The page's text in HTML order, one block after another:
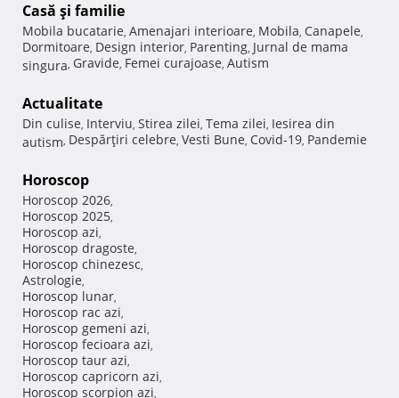
Casă şi familie
Mobila bucatarie, Amenajari interioare, Mobila, Canapele,
Dormitoare, Design interior, Parenting, Jurnal de mama
singura, Gravide, Femei curajoase, Autism
Actualitate
Din culise, Interviu, Stirea zilei, Tema zilei, Iesirea din
autism, Despărţiri celebre, Vesti Bune, Covid-19, Pandemie
Horoscop
Horoscop 2026,
Horoscop 2025,
Horoscop azi,
Horoscop dragoste,
Horoscop chinezesc,
Astrologie,
Horoscop lunar,
Horoscop rac azi,
Horoscop gemeni azi,
Horoscop fecioara azi,
Horoscop taur azi,
Horoscop capricorn azi,
Horoscop scorpion azi,